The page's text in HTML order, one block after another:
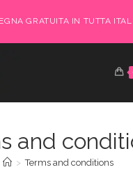
GRATUITA IN TUTTA
and
> Terms and conditions